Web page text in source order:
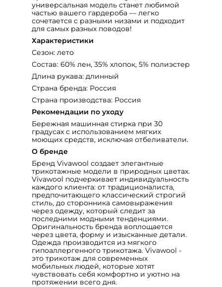
универсальная модель станет любимой
частью вашего гардероба — легко
сочетается с разными низами и подходит
для самых разных поводов!
Характеристики
Сезон: лето
Состав: 60% лен, 35% хлопок, 5% полиэстер
Длина рукава: длинный
Страна бренда: Россия
Страна производства: Россия
Рекомендации по уходу
Бережная машинная стирка при 30
градусах с использованием мягких
моющих средств, исключая отбеливатели.
О бренде
Бренд Vivawool создает элегантные
трикотажные модели в природных цветах.
Vivawool подчеркивает индивидуальность
каждого клиента: от традиционалиста,
предпочитающего классический строгий
стиль, до сторонника самовыражения
через одежду, который следит за
последними модными тенденциями.
Оригинальность бренда воплощается
через цвета, форму и изысканные детали.
Одежда производится из мягкого
гипоаллергенного трикотажа. Vivawool -
это трикотаж для современных
мобильных людей, которые хотят
чувствовать себя комфортно и уютно на
протяжении всего дня.